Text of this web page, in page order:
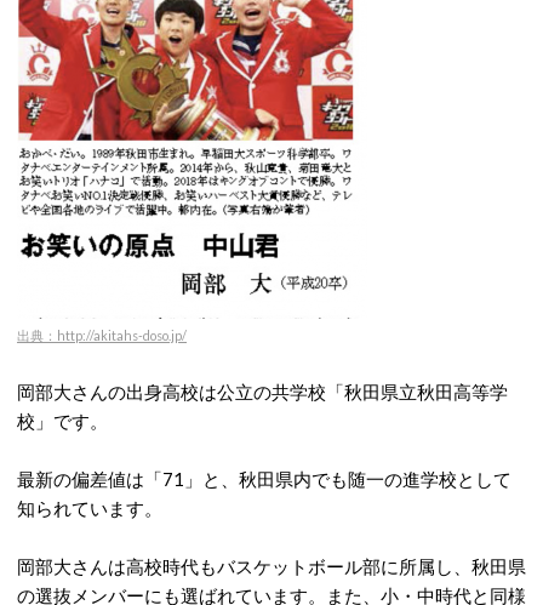
出典：http://akitahs-doso.jp/
岡部大さんの出身高校は公立の共学校「秋田県立秋田高等学
校」です。
最新の偏差値は「71」と、秋田県内でも随一の進学校として
知られています。
岡部大さんは高校時代もバスケットボール部に所属し、秋田県
の選抜メンバーにも選ばれています。また、小・中時代と同様